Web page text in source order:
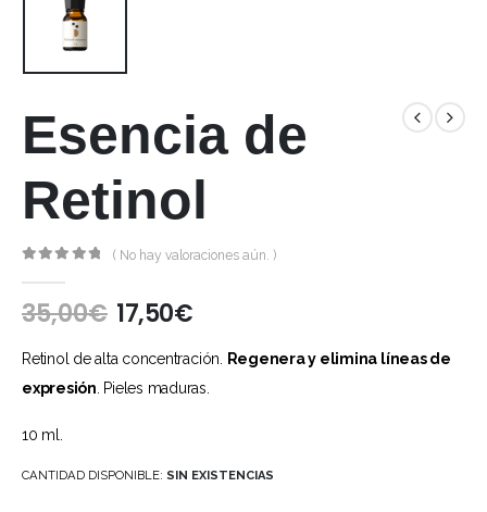
Esencia de
Retinol
( No hay valoraciones aún. )
35,00€ 17,50€
Retinol de alta concentración.
Regenera y elimina líneas de
expresión . Pieles maduras.
10 ml.
CANTIDAD DISPONIBLE: SIN EXISTENCIAS